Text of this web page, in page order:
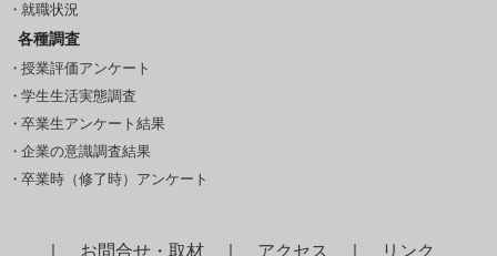
就職状況
各種調査
授業評価アンケート
学生生活実態調査
卒業生アンケート結果
企業の意識調査結果
卒業時（修了時）アンケート
｜ お問合せ・取材 ｜ アクセス ｜ リンク